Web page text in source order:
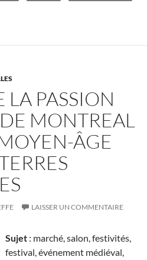
LA PASSION
MONTREAL
ÂGE
LAISSER UN COMMENTAIRE
Sujet : marché, salon, festivités,
festival, événement médiéval,